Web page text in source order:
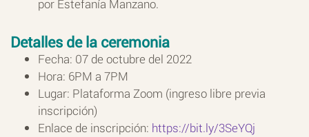
por Estefanía Manzano.
Detalles de la ceremonia
Fecha: 07 de octubre del 2022
Hora: 6PM a 7PM
Lugar: Plataforma Zoom (ingreso libre previa
inscripción)
Enlace de inscripción: https://bit.ly/3SeYQj